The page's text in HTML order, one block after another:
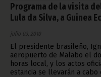
Programa de la visita
Lula da Silva, a Guinea
julio 03, 2010
El presidente brasileño,
aeropuerto de Malabo el
horas local, y los actos
estancia se llevarán a